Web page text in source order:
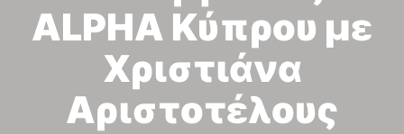
ALPHA Κύπρου με
Χριστιάνα
Αριστοτέλους